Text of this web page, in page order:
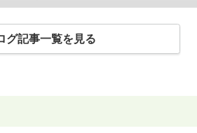
グ記事一覧を見る